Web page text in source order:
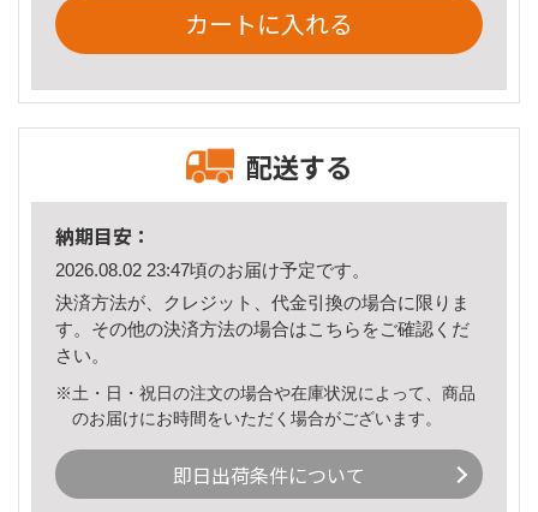
カートに入れる
配送する
納期目安：
2026.08.02 23:47頃のお届け予定です。
決済方法が、クレジット、代金引換の場合に限りま
す。その他の決済方法の場合はこちら をご確認くだ
さい。
※土・日・祝日の注文の場合や在庫状況によって、商品
のお届けにお時間をいただく場合がございます。
即日出荷条件について